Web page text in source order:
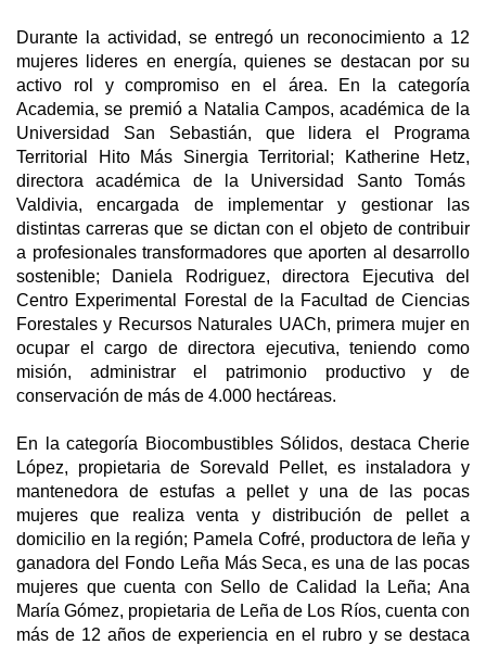
Durante la actividad, se entregó un reconocimiento a 12
mujeres lideres en energía, quienes se destacan por su
activo rol y compromiso en el área. En la categoría
Academia, se premió a Natalia Campos, académica de la
Universidad San Sebastián, que lidera el Programa
Territorial Hito Más Sinergia Territorial; Katherine Hetz,
directora académica de la Universidad Santo Tomás
Valdivia, encargada de implementar y gestionar las
distintas carreras que se dictan con el objeto de contribuir
a profesionales transformadores que aporten al desarrollo
sostenible; Daniela Rodriguez, directora Ejecutiva del
Centro Experimental Forestal de la Facultad de Ciencias
Forestales y Recursos Naturales UACh, primera mujer en
ocupar el cargo de directora ejecutiva, teniendo como
misión, administrar el patrimonio productivo y de
conservación de más de 4.000 hectáreas.
En la categoría Biocombustibles Sólidos, destaca Cherie
López, propietaria de Sorevald Pellet, es instaladora y
mantenedora de estufas a pellet y una de las pocas
mujeres que realiza venta y distribución de pellet a
domicilio en la región; Pamela Cofré, productora de leña y
ganadora del Fondo Leña Más Seca, es una de las pocas
mujeres que cuenta con Sello de Calidad la Leña; Ana
María Gómez, propietaria de Leña de Los Ríos, cuenta con
más de 12 años de experiencia en el rubro y se destaca